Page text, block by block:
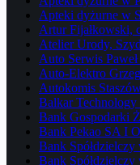
Apteki dyżurne w
Artur Fijałkowski,
Atelier Urody,
Auto Serwis
Auto-Elektro
Autokomis
Balkar Technology
Bank Gospodarki
Bank Pekao SA I
Bank Spółdzielczy
Bank